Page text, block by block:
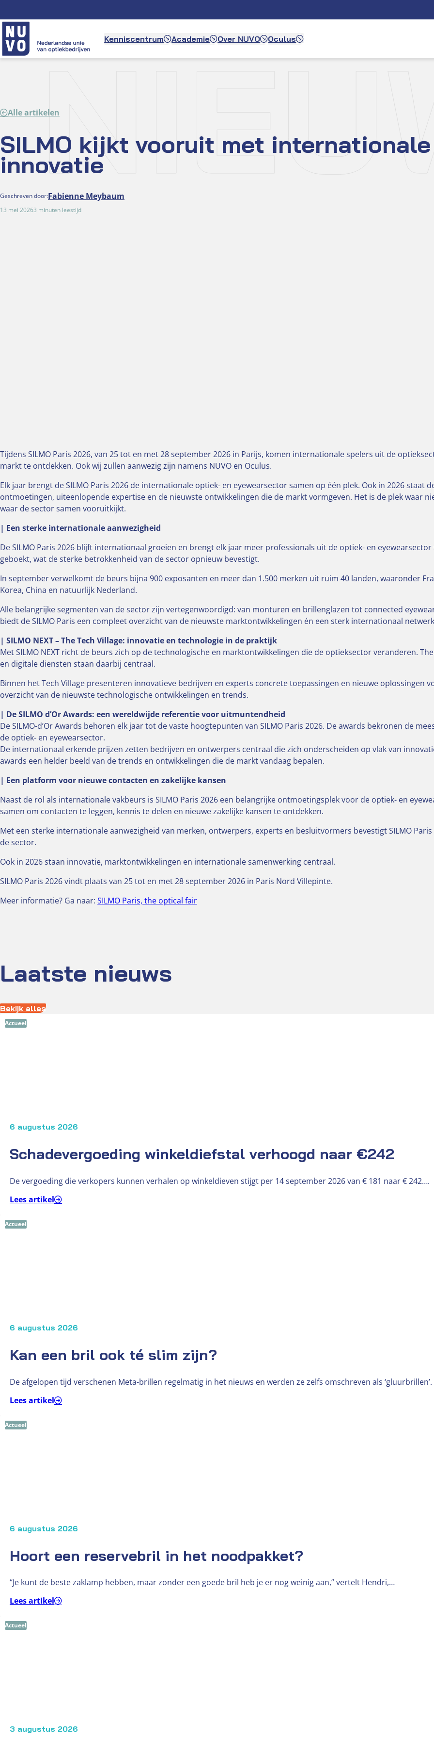
naar
de
inhoud
Kenniscentrum Academie Over NUVO Oculus
Alle artikelen
SILMO kijkt vooruit met
innovatie
Geschreven door:Fabienne Meybaum
13 mei 20263 minuten leestijd
Tijdens SILMO Paris 2026, van 25 tot en met 28 september 2026 in Parijs, komen internationale spelers uit de
markt te ontdekken. Ook wij zullen aanwezig zijn namens NUVO en Oculus.
Elk jaar brengt de SILMO Paris 2026 de internationale optiek- en eyewearsector samen op één plek. Ook in 2026
ontmoetingen, uiteenlopende expertise en de nieuwste ontwikkelingen die de markt vormgeven. Het is de plek waar
waar de sector samen vooruitkijkt.
| Een sterke internationale aanwezigheid
De SILMO Paris 2026 blijft internationaal groeien en brengt elk jaar meer professionals uit de optiek- en
geboekt, wat de sterke betrokkenheid van de sector opnieuw bevestigt.
In september verwelkomt de beurs bijna 900 exposanten en meer dan 1.500 merken uit ruim 40 landen, waaronder
Korea, China en natuurlijk Nederland.
Alle belangrijke segmenten van de sector zijn vertegenwoordigd: van monturen en brillenglazen tot connected
biedt de SILMO Paris een compleet overzicht van de nieuwste marktontwikkelingen én een sterk internationaal
| SILMO NEXT – The Tech Village: innovatie en technologie in de praktijk
Met SILMO NEXT richt de beurs zich op de technologische en marktontwikkelingen die de optieksector veranderen.
en digitale diensten staan daarbij centraal.
Binnen het Tech Village presenteren innovatieve bedrijven en experts concrete toepassingen en nieuwe oplossingen
overzicht van de nieuwste technologische ontwikkelingen en trends.
| De SILMO d’Or Awards: een wereldwijde referentie voor uitmuntendheid
De SILMO-d’Or Awards behoren elk jaar tot de vaste hoogtepunten van SILMO Paris 2026. De awards bekronen de
de optiek- en eyewearsector.
De internationaal erkende prijzen zetten bedrijven en ontwerpers centraal die zich onderscheiden op vlak van
awards een helder beeld van de trends en ontwikkelingen die de markt vandaag bepalen.
| Een platform voor nieuwe contacten en zakelijke kansen
Naast de rol als internationale vakbeurs is SILMO Paris 2026 een belangrijke ontmoetingsplek voor de optiek- en
samen om contacten te leggen, kennis te delen en nieuwe zakelijke kansen te ontdekken.
Met een sterke internationale aanwezigheid van merken, ontwerpers, experts en besluitvormers bevestigt SILMO
de sector.
Ook in 2026 staan innovatie, marktontwikkelingen en internationale samenwerking centraal.
SILMO Paris 2026 vindt plaats van 25 tot en met 28 september 2026 in Paris Nord Villepinte.
Meer informatie? Ga naar: SILMO Paris, the optical fair
Laatste nieuws
Bekijk alles
Actueel
6 augustus 2026
Schadevergoeding winkeldiefstal verhoogd naar €242
De vergoeding die verkopers kunnen verhalen op winkeldieven stijgt per 14 september 2026 van € 181 naar € 242….
Lees artikel
Actueel
6 augustus 2026
Kan een bril ook té slim zijn?
De afgelopen tijd verschenen Meta-brillen regelmatig in het nieuws en werden ze zelfs omschreven als
Lees artikel
Actueel
6 augustus 2026
Hoort een reservebril in het noodpakket?
“Je kunt de beste zaklamp hebben, maar zonder een goede bril heb je er nog weinig aan,” vertelt Hendri,…
Lees artikel
Actueel
3 augustus 2026